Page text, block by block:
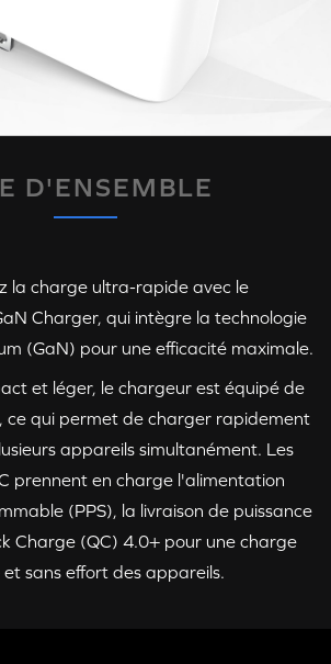
D'ENSEMBLE
la charge ultra-rapide avec le
Charger, qui intègre la technologie
(GaN) pour une efficacité maximale.
et léger, le chargeur est équipé de
ce qui permet de charger rapidement
appareils simultanément. Les
prennent en charge l'alimentation
(PPS), la livraison de puissance
Charge (QC) 4.0+ pour une charge
sans effort des appareils.